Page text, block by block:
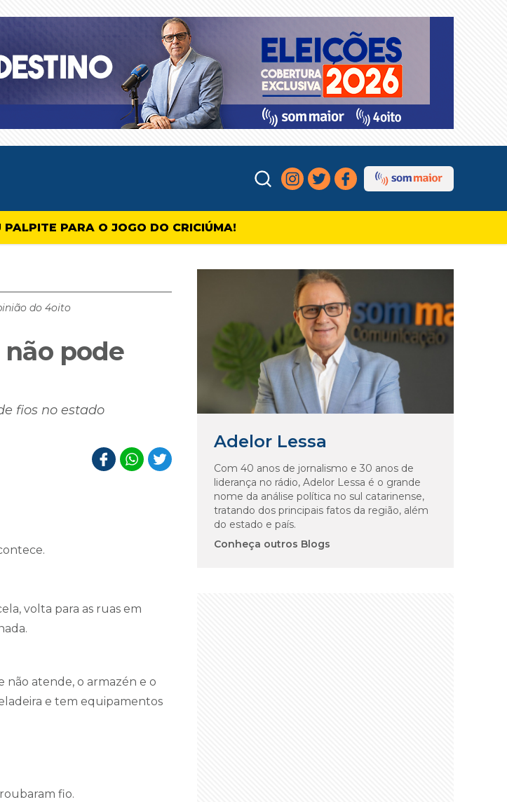
PALPITE PARA O JOGO DO CRICIÚMA!
do 4oito
não pode
fios no estado
volta para as ruas em
não atende, o armazén e o
e tem equipamentos
fio.
Adelor Lessa
Com 40 anos de jornalismo e 30 anos de
liderança no rádio, Adelor Lessa é o grande
nome da análise política no sul catarinense,
tratando dos principais fatos da região, além
do estado e país.
Conheça outros Blogs